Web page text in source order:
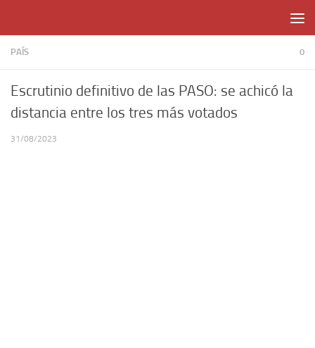
PAÍS 0
Escrutinio definitivo de las PASO: se achicó la
distancia entre los tres más votados
31/08/2023